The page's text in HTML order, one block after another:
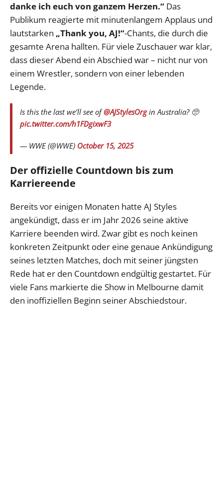
danke ich euch von ganzem Herzen.“ Das
Publikum reagierte mit minutenlangem Applaus und
lautstarken „Thank you, AJ!“-Chants, die durch die
gesamte Arena hallten. Für viele Zuschauer war klar,
dass dieser Abend ein Abschied war – nicht nur von
einem Wrestler, sondern von einer lebenden
Legende.
Is this the last we’ll see of@AJStylesOrgin Australia? 🥺
pic.twitter.com/h1FDgixwF3
— WWE (@WWE) October 15, 2025
Der offizielle Countdown bis zum
Karriereende
Bereits vor einigen Monaten hatte AJ Styles
angekündigt, dass er im Jahr 2026 seine aktive
Karriere beenden wird. Zwar gibt es noch keinen
konkreten Zeitpunkt oder eine genaue Ankündigung
seines letzten Matches, doch mit seiner jüngsten
Rede hat er den Countdown endgültig gestartet. Für
viele Fans markierte die Show in Melbourne damit
den inoffiziellen Beginn seiner Abschiedstour.